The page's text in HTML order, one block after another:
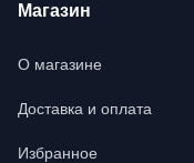
Магазин
О магазине
Доставка и оплата
Избранное